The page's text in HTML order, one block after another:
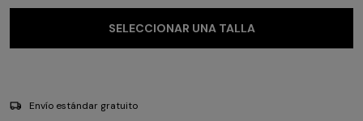
SELECCIONAR UNA TALLA
Envío estándar gratuito